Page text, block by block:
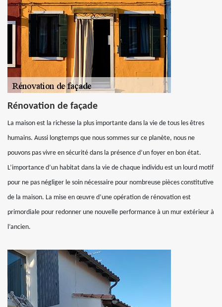
Rénovation de façade
La maison est la richesse la plus importante dans la vie de tous les êtres
humains. Aussi longtemps que nous sommes sur ce planète, nous ne
pouvons pas vivre en sécurité dans la présence d’un foyer en bon état.
L’importance d’un habitat dans la vie de chaque individu est un lourd motif
pour ne pas négliger le soin nécessaire pour nombreuse pièces constitutive
de la maison. La mise en œuvre d’une opération de rénovation est
primordiale pour redonner une nouvelle performance à un mur extérieur à
l’ancien.